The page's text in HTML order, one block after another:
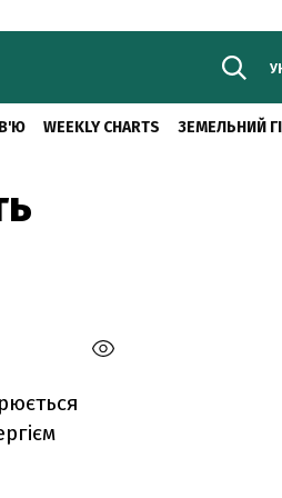
WEEKLY CHARTS ЗЕМЕЛЬНИЙ